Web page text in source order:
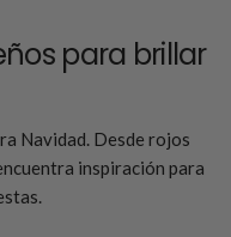
para brillar
Navidad. Desde rojos
inspiración para